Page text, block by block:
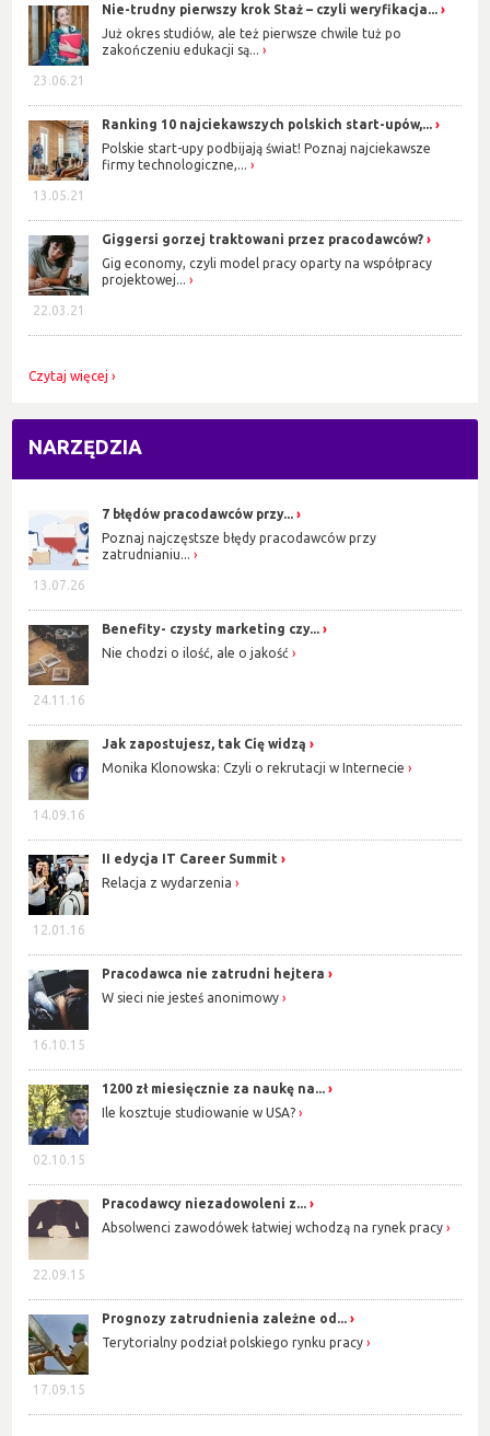
23.06.21
Nie-trudny pierwszy krok Staż – czyli weryfikacja...
Już okres studiów, ale też pierwsze chwile tuż po
zakończeniu edukacji są...
13.05.21
Ranking 10 najciekawszych polskich start-upów,...
Polskie start-upy podbijają świat! Poznaj najciekawsze
firmy technologiczne,...
22.03.21
Giggersi gorzej traktowani przez pracodawców?
Gig economy, czyli model pracy oparty na współpracy
projektowej...
Czytaj więcej
NARZĘDZIA
13.07.26
7 błędów pracodawców przy...
Poznaj najczęstsze błędy pracodawców przy
zatrudnianiu...
24.11.16
Benefity- czysty marketing czy...
Nie chodzi o ilość, ale o jakość
14.09.16
Jak zapostujesz, tak Cię widzą
Monika Klonowska: Czyli o rekrutacji w Internecie
12.01.16
II edycja IT Career Summit
Relacja z wydarzenia
16.10.15
Pracodawca nie zatrudni hejtera
W sieci nie jesteś anonimowy
02.10.15
1200 zł miesięcznie za naukę na...
Ile kosztuje studiowanie w USA?
22.09.15
Pracodawcy niezadowoleni z...
Absolwenci zawodówek łatwiej wchodzą na rynek pracy
17.09.15
Prognozy zatrudnienia zależne od...
Terytorialny podział polskiego rynku pracy